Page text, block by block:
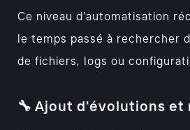
Ce niveau d'automatisation
le temps passé à rechercher
de fichiers, logs ou
🔧 Ajout d'évolutions et